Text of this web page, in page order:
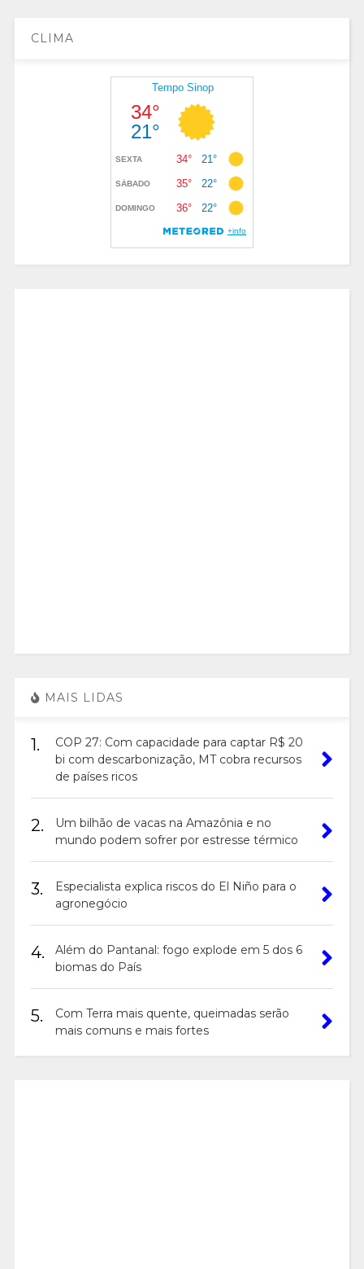
CLIMA
MAIS LIDAS
1.
COP 27: Com capacidade para captar R$ 20
bi com descarbonização, MT cobra recursos
de países ricos
2.
Um bilhão de vacas na Amazônia e no
mundo podem sofrer por estresse térmico
3.
Especialista explica riscos do El Niño para o
agronegócio
4.
Além do Pantanal: fogo explode em 5 dos 6
biomas do País
5.
Com Terra mais quente, queimadas serão
mais comuns e mais fortes